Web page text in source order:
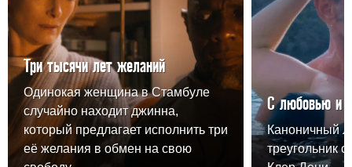
Три тысячи лет желаний
Одинокая женщина в Стамбуле
случайно находит джинна,
который предлагает исполнить три
её желания в обмен на свою
С любовью и
Каноничный
треугольник